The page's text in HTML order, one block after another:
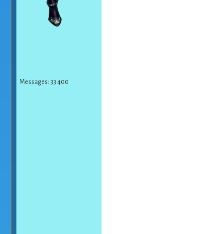
Messages: 33 400